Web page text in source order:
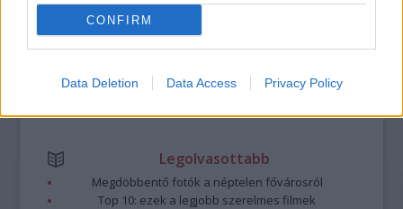
CONFIRM
Data Deletion Data Access Privacy Policy
Legolvasottabb
Megdöbbentő fotók a néptelen fővárosról
Top 10: ezek a legjobb szerelmes filmek